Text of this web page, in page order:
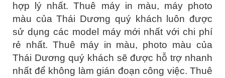
hợp lý nhất. Thuê máy in màu, máy photo
màu của Thái Dương quý khách luôn được
sử dụng các model máy mới nhất với chi phí
rẻ nhất. Thuê máy in màu, photo màu của
Thái Dương quý khách sẽ được hỗ trợ nhanh
nhất để không làm gián đoạn công việc. Thuê